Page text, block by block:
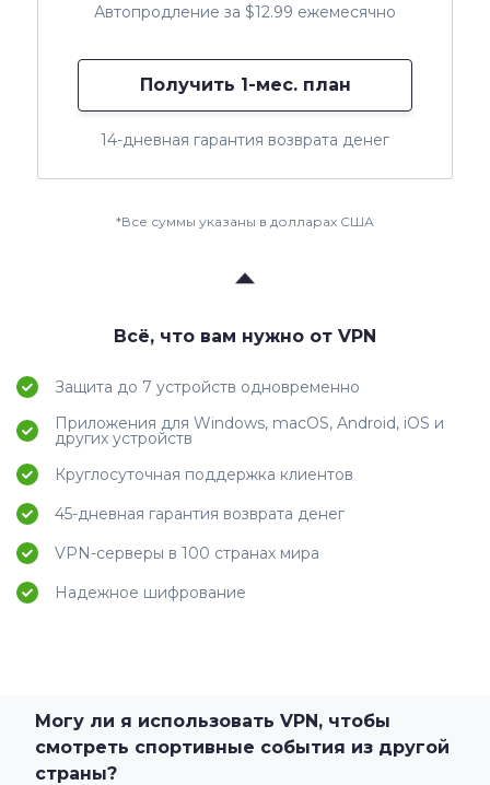
Автопродление за $12.99 ежемесячно
Получить 1-мес. план
14-дневная гарантия возврата денег
*Все суммы указаны в долларах США
Всё, что вам нужно от VPN
Защита до 7 устройств одновременно
Приложения для Windows, macOS, Android, iOS и
других устройств
Круглосуточная поддержка клиентов
45-дневная гарантия возврата денег
VPN-серверы в 100 странах мира
Надежное шифрование
Могу ли я использовать VPN, чтобы
смотреть спортивные события из другой
страны?